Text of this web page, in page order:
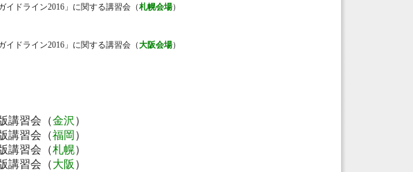
ドライン2016」に関する講習会（札幌会場）
ドライン2016」に関する講習会（大阪会場）
会（金沢 ）
会（福岡 ）
講習会（札幌）
会（大阪 ）